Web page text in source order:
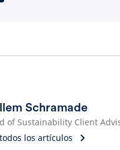
Schramade
of Sustainability Client
los artículos